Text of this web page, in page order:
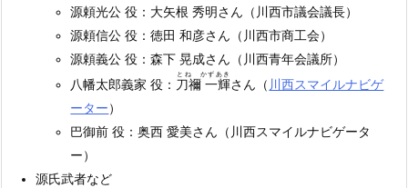
源頼光公 役：大矢根 秀明さん（川西市議会議長）
源頼信公 役：徳田 和彦さん（川西市商工会）
源頼義公 役：森下 晃成さん（川西青年会議所）
八幡太郎義家 役： 刀禰 一輝
とね かずあき
さん（ 川西スマイルナビゲ
ーター）
巴御前 役：奥西 愛美さん（川西スマイルナビゲータ
ー）
源氏武者など